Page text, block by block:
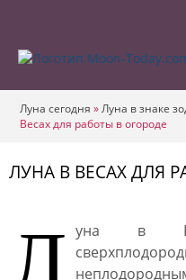
Луна сегодня »Луна в знаке
Весах для работы в огороде
ЛУНА В ВЕСАХ ДЛЯ
уна в